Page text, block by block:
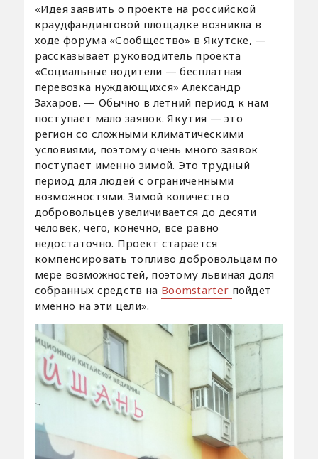
«Идея заявить о проекте на российской
краудфандинговой площадке возникла в
ходе форума «Сообщество» в Якутске, —
рассказывает руководитель проекта
«Социальные водители — бесплатная
перевозка нуждающихся» Александр
Захаров. — Обычно в летний период к нам
поступает мало заявок. Якутия — это
регион со сложными климатическими
условиями, поэтому очень много заявок
поступает именно зимой. Это трудный
период для людей с ограниченными
возможностями. Зимой количество
добровольцев увеличивается до десяти
человек, чего, конечно, все равно
недостаточно. Проект старается
компенсировать топливо добровольцам по
мере возможностей, поэтому львиная доля
собранных средств на Boomstarter пойдет
именно на эти цели».